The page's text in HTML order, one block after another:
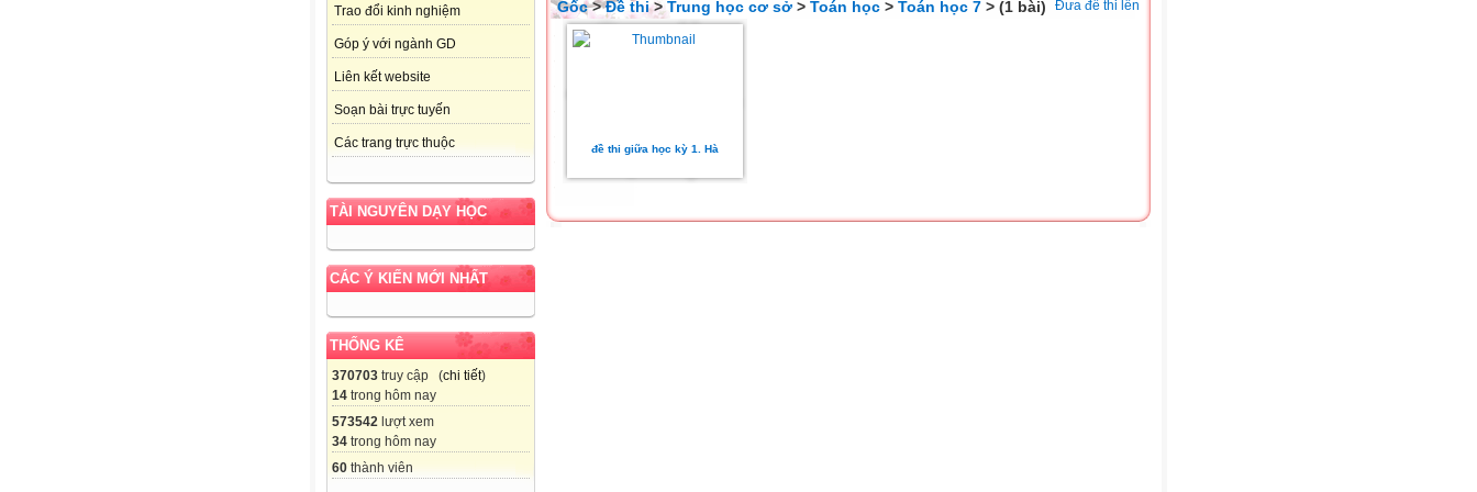
Trao đổi kinh nghiệm
Góp ý với ngành GD
Liên kết website
Soạn bài trực tuyến
Các trang trực thuộc
TÀI NGUYÊN DẠY HỌC
CÁC Ý KIẾN MỚI NHẤT
THỐNG KÊ
370703 truy cập (chi tiết)
14 trong hôm nay
573542 lượt xem
34 trong hôm nay
60 thành viên
Đưa đề thi lên
Gốc>Đề thi> Trung học cơ sở > Toán học > Toán học 7 > (1 bài)
đề thi giữa học kỳ 1. Hà